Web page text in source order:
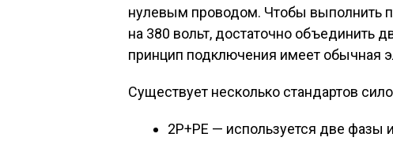
нулевым проводом. Чтобы выполнить
на 380 вольт, достаточно объединить
принцип подключения имеет обычная
Существует несколько стандартов
2Р+РЕ — используется две фазы